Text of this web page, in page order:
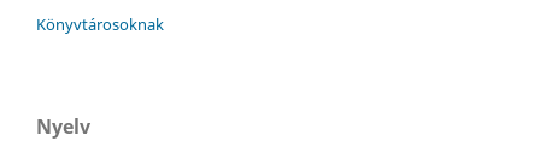
Könyvtárosoknak
Nyelv